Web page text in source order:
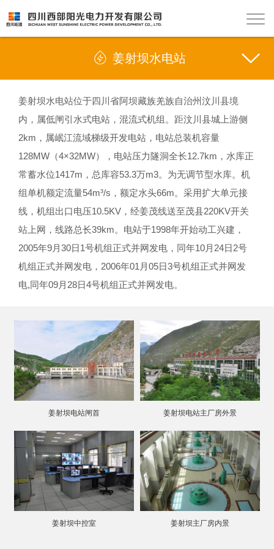
 姜射坝水电站
姜射坝水电站位于四川省阿坝藏族羌族自治州汶川县境
内，属低闸引水式电站，混流式机组。距汶川县城上游侧
2km，属岷江流域梯级开发电站，电站总装机容量
128MW（4×32MW），电站压力隧洞全长12.7km，水库正
常蓄水位1417m，总库容53.3万m3。为无调节型水库。机
组单机额定流量54m³/s，额定水头66m。采用扩大单元接
线，机组出口电压10.5KV，经姜茂线送至茂县220KV开关
站上网，线路总长39km。电站于1998年开始动工兴建，
2005年9月30日1号机组正式并网发电，同年10月24日2号
机组正式并网发电，2006年01月05日3号机组正式并网发
电,同年09月28日4号机组正式并网发电。
姜射坝电站闸首 姜射坝电站主厂房外景
姜射坝中控室 姜射坝主厂房内景